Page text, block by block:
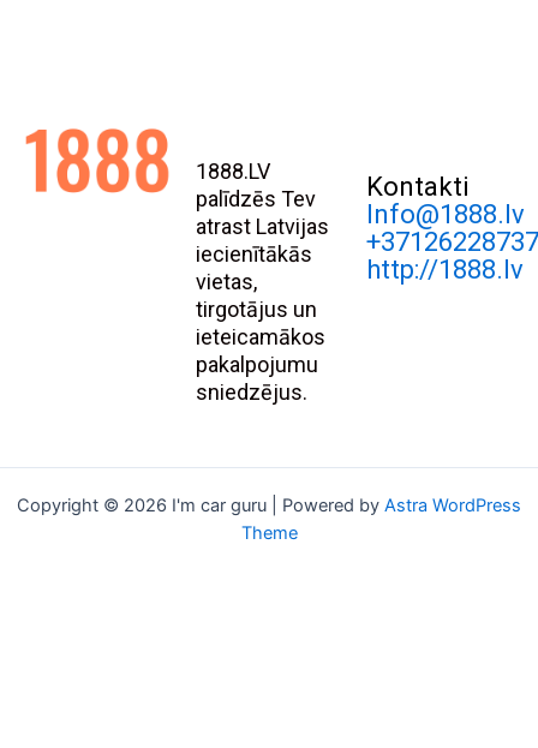
1888.LV
palīdzēs Tev
atrast Latvijas
iecienītākās
vietas,
tirgotājus un
ieteicamākos
pakalpojumu
sniedzējus.
Kontakti
Info@1888.lv
http://1888.lv
Copyright © 2026 I'm car guru | Powered by Astra WordPress
Theme